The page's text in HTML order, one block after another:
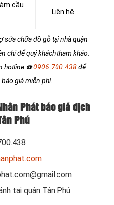
cầu
Liên hệ
sửa chữa đồ gỗ tại nhà quận
chỉ để quý khách tham khảo.
hotline ☎️0906.700.438để
giá miễn phí.
Phát báo giá dịch
Phú
tại quận Tân Phú